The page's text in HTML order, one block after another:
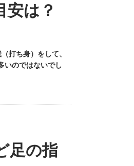
安は？
打ち身）をして、
いのではないでし
足の指